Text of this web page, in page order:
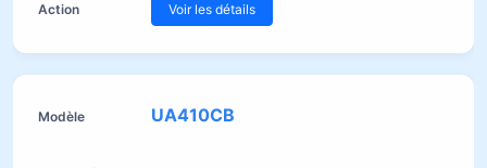
Voir les détails
UA410CB